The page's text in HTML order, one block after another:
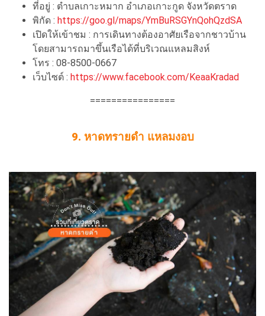
ที่อยู่ : ตำบลเกาะหมาก อำเภอเกาะกูด จังหวัดตราด
พิกัด : https://goo.gl/maps/YmBuRSGYnQohQzdSA
เปิดให้เข้าชม : การเดินทางต้องอาศัยเรือจากชาวบ้าน
โดยสามารถมาขึ้นเรือได้ที่บริเวณแหลมสิงห์
โทร : 08-8500-0667
เว็บไซต์ : https://www.facebook.com/KeaaKradad
================
9. หาดทรายดำ แหลมงอบ